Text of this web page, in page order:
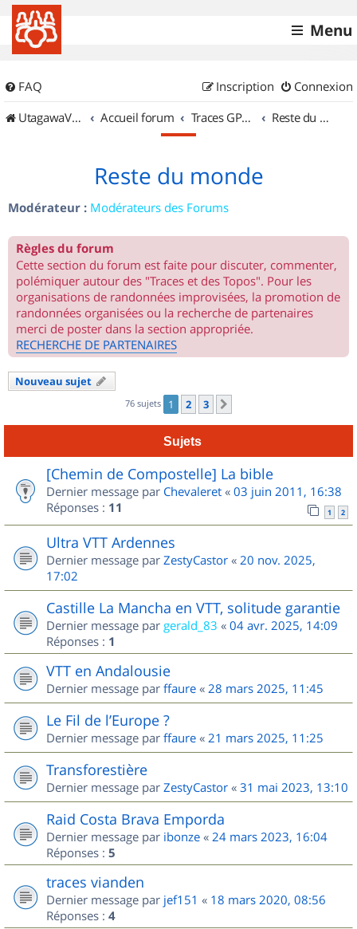
Menu
FAQ Connexion
Inscription
UtagawaVTT (Randos VTT et VTTAE avec traces GPS)
Accueil forum Traces GPS de randos VTT Reste du monde
Reste du monde
Modérateur : Modérateurs des Forums
Règles du forum
Cette section du forum est faite pour discuter, commenter,
polémiquer autour des "Traces et des Topos". Pour les
organisations de randonnées improvisées, la promotion de
randonnées organisées ou la recherche de partenaires
merci de poster dans la section appropriée.
RECHERCHE DE PARTENAIRES
Nouveau sujet
76 sujets 1 2 3
Sujets
[Chemin de Compostelle] La bible
Dernier message par Chevaleret « 03 juin 2011, 16:38
Réponses : 11 1 2
Ultra VTT Ardennes
Dernier message par ZestyCastor « 20 nov. 2025,
17:02
Castille La Mancha en VTT, solitude garantie
Dernier message par gerald_83 « 04 avr. 2025, 14:09
Réponses : 1
VTT en Andalousie
Dernier message par ffaure « 28 mars 2025, 11:45
Le Fil de l’Europe ?
Dernier message par ffaure « 21 mars 2025, 11:25
Transforestière
Dernier message par ZestyCastor « 31 mai 2023, 13:10
Raid Costa Brava Emporda
Dernier message par ibonze « 24 mars 2023, 16:04
Réponses : 5
traces vianden
Dernier message par jef151 « 18 mars 2020, 08:56
Réponses : 4